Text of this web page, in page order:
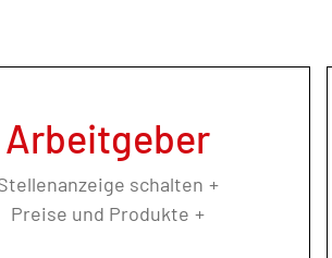
Arbeitgeber
schalten
Preise und Produkte